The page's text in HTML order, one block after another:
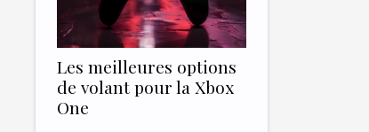
Les meilleures options
de volant pour la Xbox
One